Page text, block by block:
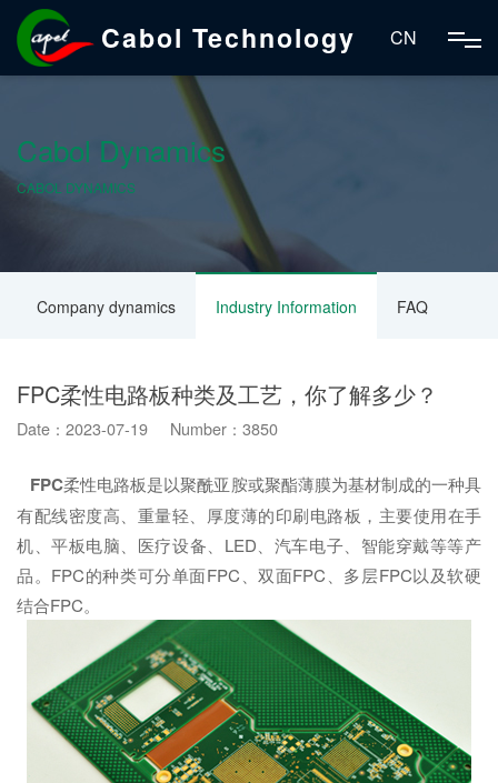
Cabol Technology CN
Cabol Dynamics
CABOL DYNAMICS
Company dynamics Industry Information FAQ
FPC柔性电路板种类及工艺，你了解多少？
Date：2023-07-19 Number：3850
FPC柔性电路板是以聚酰亚胺或聚酯薄膜为基材制成的一种具
有配线密度高、重量轻、厚度薄的印刷电路板，主要使用在手
机、平板电脑、医疗设备、LED、汽车电子、智能穿戴等等产
品。FPC的种类可分单面FPC、双面FPC、多层FPC以及软硬
结合FPC。